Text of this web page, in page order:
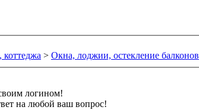
> Окна, лоджии, остекление балконов
логином!
на любой ваш вопрос!